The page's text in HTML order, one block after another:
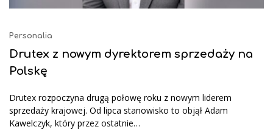
Personalia
Drutex z nowym dyrektorem sprzedaży na
Polskę
Drutex rozpoczyna drugą połowę roku z nowym liderem
sprzedaży krajowej. Od lipca stanowisko to objął Adam
Kawelczyk, który przez ostatnie…